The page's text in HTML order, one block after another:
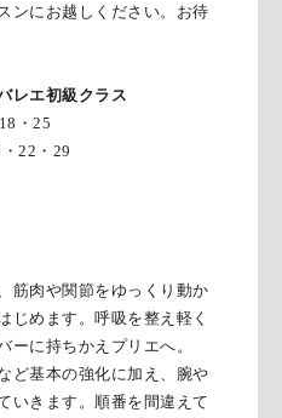
ンにお越しください。お待
レエ初級クラス
・25
・29
筋肉や関節をゆっくり動か
じめます。呼吸を整え軽く
ーに持ちかえプリエへ。
ど基本の強化に加え、腕や
いきます。順番を間違えて